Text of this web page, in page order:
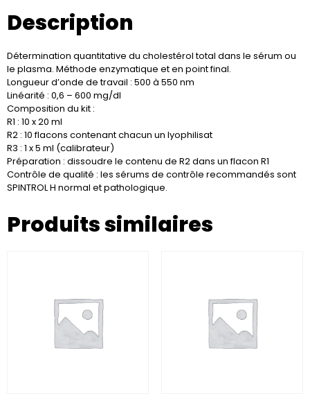
Description
Détermination quantitative du cholestérol total dans le sérum ou
le plasma. Méthode enzymatique et en point final.
Longueur d’onde de travail : 500 à 550 nm
Linéarité : 0,6 – 600 mg/dl
Composition du kit :
R1 : 10 x 20 ml
R2 : 10 flacons contenant chacun un lyophilisat
R3 : 1 x 5 ml (calibrateur)
Préparation : dissoudre le contenu de R2 dans un flacon R1
Contrôle de qualité : les sérums de contrôle recommandés sont
SPINTROL H normal et pathologique.
Produits similaires